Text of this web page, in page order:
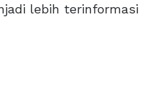
lebih terinformasi